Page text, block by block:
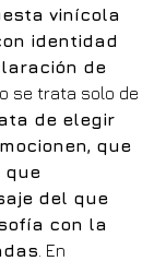
vinícola
identidad
de
se trata solo de
de elegir
que
que
del que
con la
. En